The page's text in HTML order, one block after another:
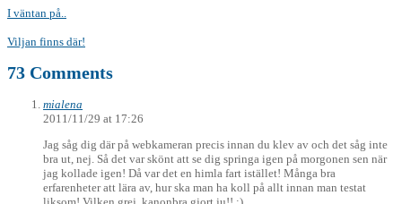
I väntan på..
Viljan finns där!
73 Comments
mialena
2011/11/29 at 17:26
Jag såg dig där på webkameran precis innan du klev av och det såg inte
bra ut, nej. Så det var skönt att se dig springa igen på morgonen sen när
jag kollade igen! Då var det en himla fart istället! Många bra
erfarenheter att lära av, hur ska man ha koll på allt innan man testat